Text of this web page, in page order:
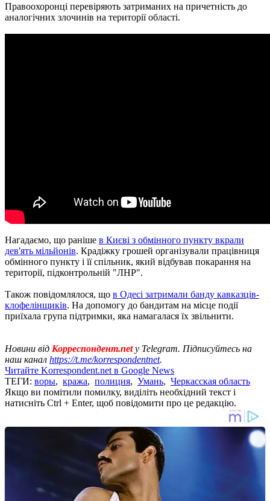
Правоохоронці перевіряють затриманих на причетність до
аналогічних злочинів на території області.
Нагадаємо, що раніше в Києві з обмінного пункту вкрали
дев'ять мільйонів. Крадіжку грошей організували працівниця
обмінного пункту і її спільник, який відбував покарання на
території, підконтрольній "ЛНР".
Також повідомлялося, що в Одесі затримали банду кавказців-
клофелінщиків. На допомогу до бандитам на місце події
приїхала група підтримки, яка намагалася їх звільнити.
Новини від Корреспондент.net у Telegram. Підписуйтесь на
наш канал https://t.me/korrespondentnet.
Читайте Korrespondent.net в Google News
ТЕГИ: воры, кража, полиция, Умань, Черкасская область
Якщо ви помітили помилку, виділіть необхідний текст і
натисніть Ctrl + Enter, щоб повідомити про це редакцію.